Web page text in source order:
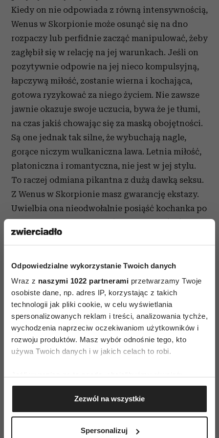
Odpowiedzialne wykorzystanie Twoich danych
Wraz z naszymi 1022 partnerami przetwarzamy Twoje
osobiste dane, np. adres IP, korzystając z takich
technologii jak pliki cookie, w celu wyświetlania
spersonalizowanych reklam i treści, analizowania tychże,
wychodzenia naprzeciw oczekiwaniom użytkowników i
rozwoju produktów. Masz wybór odnośnie tego, kto
używa Twoich danych i w jakich celach to robi.
Gromadzić dane dotyczące Twojej lokalizacji
geograficznej z dokładnością nawet do kilku metrów
Identyfikować Twoje urządzenie, aktywnie
(fingerprinting, czyli wirtualny odcisk palca)
Zezwól na wszystkie
Spersonalizuj
Kiedy on nie odpowiada z równą intensywnością,
Wenus w Skorpionie może osunąć się na dno
rozpaczy lub perfidnie zacząć manipulować, żeby
zagłębił się w relację na jej warunkach. Jeśli on
pozytywnie odpowie na jej nieco kompulsyjną,
łapczywą miłość, zostanie wierna i kochająca,
gotowa ryzykować za niego życiem. Nie zawsze
jawnie okazuje swoje uczucia, bywa że je tłumi,
na czas jakiś chowając się za maską obojętności.
Są one jednak tak silne, że wybuchają nagle,
gorące niczym wulkaniczna lawa. Letnia miłość,
platoniczna i romantyczna, nie jest w jej stylu.
To raczej odmiana pikantna z dużą dawką seksu.
Z Wenus w Skorpionie masz gwarancję ekstazy.
Uwielbia ona nieodwołalnie posiąść kochanka po
rozkoszy, zgłębić tajemnicę balansowania na
seksualnie i sama bywa od łóżkowych rozkoszy
uzależniona. W związku tej Wenus pojawia się
zazwyczaj zdrada lub przynajmniej jej cień
w przypadku chorobliwych podejrzeń. Jej
głęboka zazdrość kreuje rzeczywistość rodem
z thillerów erotycznych. Ona sama zresztą ma
skłonności do tajnych mrocznych romansów,
Jasne strony (przy harmonijnych aspektach planety):
fascynujący erotyzm, intensywna zmysłowość, namiętność,
miłosny czar, oddanie.